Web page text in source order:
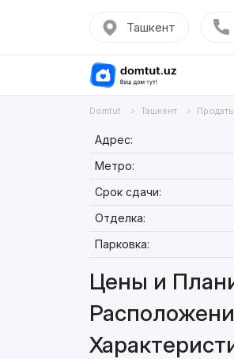
Ташкент
Domtut Ташкент Продать
Адрес:
Метро:
Срок сдачи:
Отделка:
Парковка:
Цены и